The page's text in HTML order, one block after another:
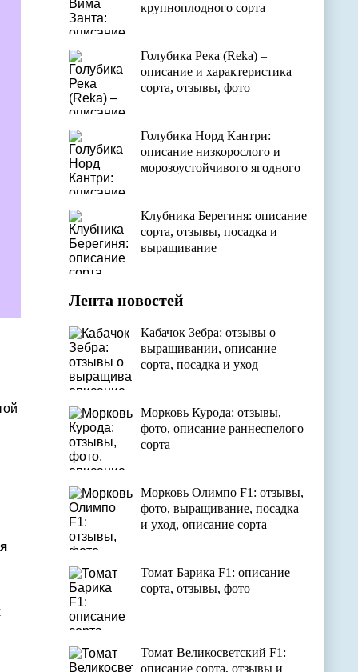
крупноплодного сорта
Голубика Река (Reka) –
описание и характеристика
сорта, отзывы, фото
Голубика Норд Кантри:
описание низкорослого и
морозоустойчивого ягодного
Клубника Берегиня: описание
сорта, отзывы, посадка и
выращивание
Лента новостей
Кабачок Зебра: отзывы о
выращивании, описание
сорта, посадка и уход
Морковь Курода: отзывы,
фото, описание раннеспелого
сорта
Морковь Олимпо F1: отзывы,
фото, выращивание, посадка
и уход, описание сорта
Томат Барика F1: описание
сорта, отзывы, фото
Томат Великосветский F1:
описание сорта, отзывы и